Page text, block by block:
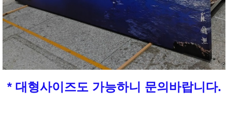
* 대형사이즈도 가능하니 문의바랍니다.